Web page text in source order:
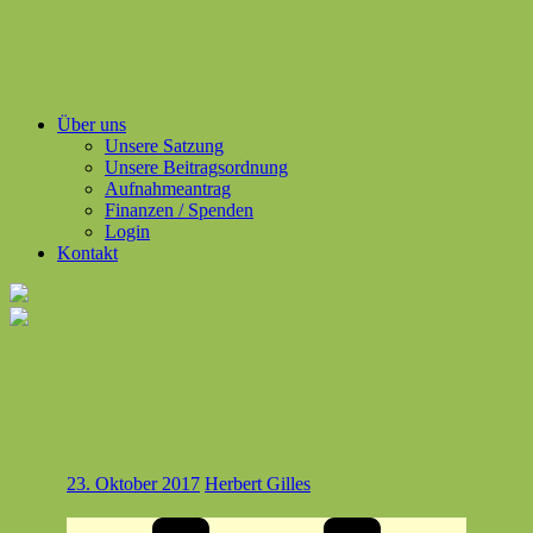
Über uns
Unsere Satzung
Unsere Beitragsordnung
Aufnahmeantrag
Finanzen / Spenden
Login
Kontakt
23. Oktober 2017 Herbert Gilles